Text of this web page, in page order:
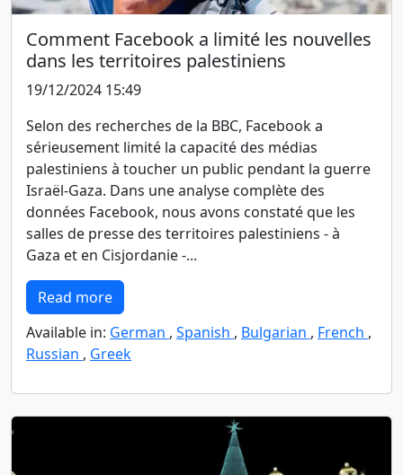
Comment Facebook a limité les nouvelles
dans les territoires palestiniens
19/12/2024 15:49
Selon des recherches de la BBC, Facebook a
sérieusement limité la capacité des médias
palestiniens à toucher un public pendant la guerre
Israël-Gaza. Dans une analyse complète des
données Facebook, nous avons constaté que les
salles de presse des territoires palestiniens - à
Gaza et en Cisjordanie -...
Read more
Available in: German , Spanish , Bulgarian , French ,
Russian , Greek